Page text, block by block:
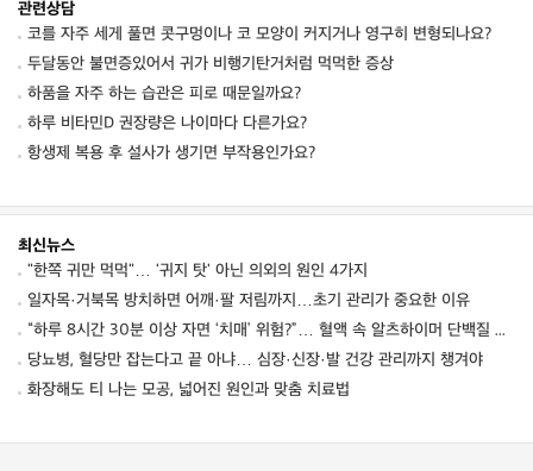
관련상담
코를 자주 세게 풀면 콧구멍이나 코 모양이 커지거나 영구히 변형되나요?
두달동안 불면증있어서 귀가 비행기탄거처럼 먹먹한 증상
하품을 자주 하는 습관은 피로 때문일까요?
하루 비타민D 권장량은 나이마다 다른가요?
항생제 복용 후 설사가 생기면 부작용인가요?
최신뉴스
"한쪽 귀만 먹먹"… '귀지 탓' 아닌 의외의 원인 4가지
일자목·거북목 방치하면 어깨·팔 저림까지…초기 관리가 중요한 이유
“하루 8시간 30분 이상 자면 ‘치매’ 위험?”… 혈액 속 알츠하이머 단백질 늘었다
당뇨병, 혈당만 잡는다고 끝 아냐… 심장·신장·발 건강 관리까지 챙겨야
화장해도 티 나는 모공, 넓어진 원인과 맞춤 치료법